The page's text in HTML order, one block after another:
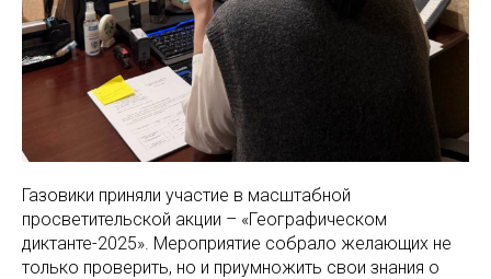
Газовики приняли участие в масштабной
просветительской акции – «Географическом
диктанте-2025». Мероприятие собрало желающих не
только проверить, но и приумножить свои знания о